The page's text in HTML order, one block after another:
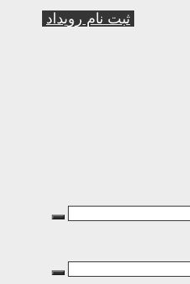
ثبت نام رویداد